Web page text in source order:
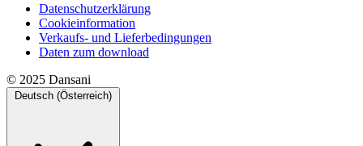
Datenschutzerklärung
Cookieinformation
Verkaufs- und Lieferbedingungen
Daten zum download
© 2025 Dansani
Deutsch (Österreich)